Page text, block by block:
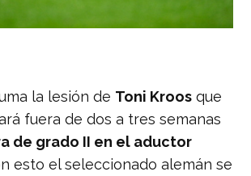
la lesión de Toni Kroos que
fuera de dos a tres semanas
de grado II en el aductor
esto el seleccionado alemán se